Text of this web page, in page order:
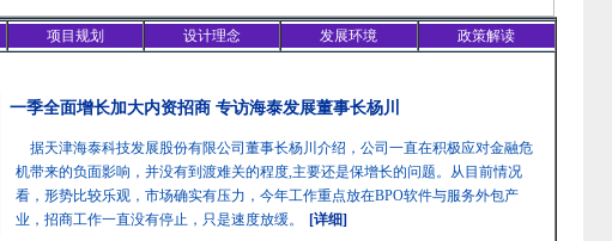
项目规划 设计理念 发展环境
政策解读
一季全面增长加大内资招商 专访海泰发展董事长杨川
据天津海泰科技发展股份有限公司董事长杨川介绍，公司一直在积极应对金融危
机带来的负面影响，并没有到渡难关的程度,主要还是保增长的问题。从目前情况
看，形势比较乐观，市场确实有压力，今年工作重点放在BPO软件与服务外包产
业，招商工作一直没有停止，只是速度放缓。
[详细]